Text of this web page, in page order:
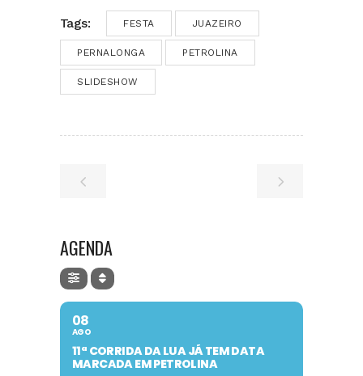
Tags: FESTA JUAZEIRO
PERNALONGA PETROLINA
SLIDESHOW
AGENDA
08
AGO
11ª CORRIDA DA LUA JÁ TEM DATA
MARCADA EM PETROLINA